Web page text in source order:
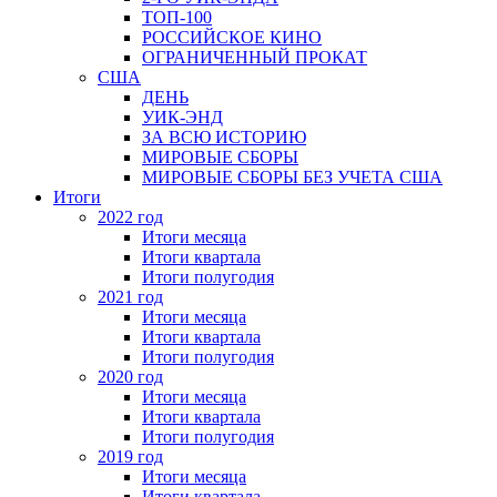
ТОП-100
РОССИЙСКОЕ КИНО
ОГРАНИЧЕННЫЙ ПРОКАТ
США
ДЕНЬ
УИК-ЭНД
ЗА ВСЮ ИСТОРИЮ
МИРОВЫЕ СБОРЫ
МИРОВЫЕ СБОРЫ БЕЗ УЧЕТА США
Итоги
2022 год
Итоги месяца
Итоги квартала
Итоги полугодия
2021 год
Итоги месяца
Итоги квартала
Итоги полугодия
2020 год
Итоги месяца
Итоги квартала
Итоги полугодия
2019 год
Итоги месяца